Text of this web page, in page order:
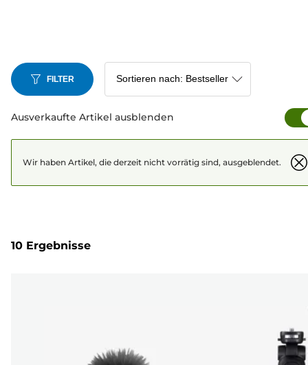
FILTER
Ausverkaufte Artikel ausblenden
Wir haben Artikel, die derzeit nicht vorrätig sind, ausgeblendet.
10 Ergebnisse